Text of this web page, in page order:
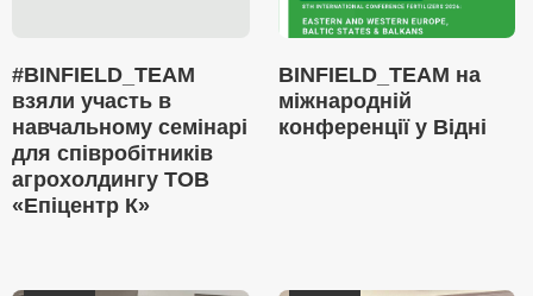
#BINFIELD_TEAM
взяли участь в
навчальному семінарі
для співробітників
агрохолдингу ТОВ
«Епіцентр К»
BINFIELD_TEAM на
міжнародній
конференції у Відні